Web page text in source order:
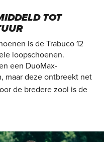
TOT
is de Trabuco 12
loopschoenen.
een DuoMax-
maar deze ontbreekt net
de bredere zool is de